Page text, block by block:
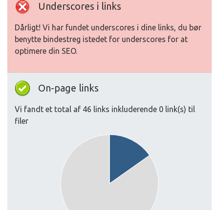
Underscores i links
Dårligt! Vi har fundet underscores i dine links, du bør
benytte bindestreg istedet for underscores for at
optimere din SEO.
On-page links
Vi fandt et total af 46 links inkluderende 0 link(s) til
filer